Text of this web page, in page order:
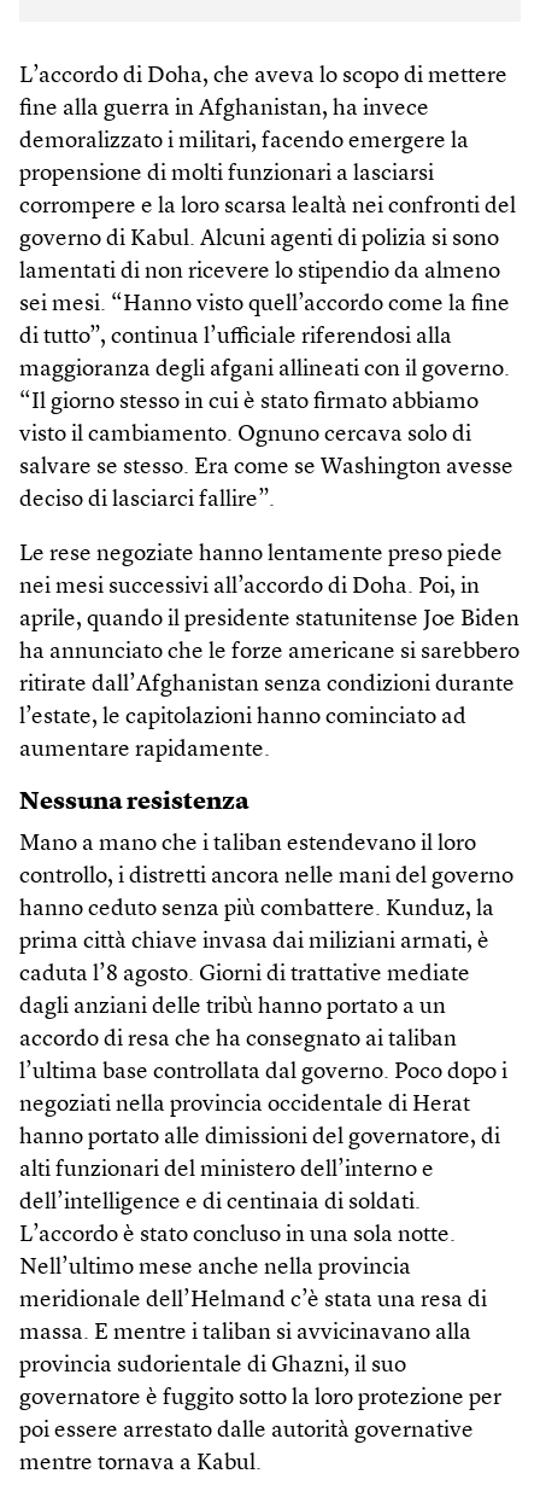
L’accordo di Doha, che aveva lo scopo di mettere
fine alla guerra in Afghanistan, ha invece
demoralizzato i militari, facendo emergere la
propensione di molti funzionari a lasciarsi
corrompere e la loro scarsa lealtà nei confronti del
governo di Kabul. Alcuni agenti di polizia si sono
lamentati di non ricevere lo stipendio da almeno
sei mesi. “Hanno visto quell’accordo come la fine
di tutto”, continua l’ufficiale riferendosi alla
maggioranza degli afgani allineati con il governo.
“Il giorno stesso in cui è stato firmato abbiamo
visto il cambiamento. Ognuno cercava solo di
salvare se stesso. Era come se Washington avesse
deciso di lasciarci fallire”.
Le rese negoziate hanno lentamente preso piede
nei mesi successivi all’accordo di Doha. Poi, in
aprile, quando il presidente statunitense Joe Biden
ha annunciato che le forze americane si sarebbero
ritirate dall’Afghanistan senza condizioni durante
l’estate, le capitolazioni hanno cominciato ad
aumentare rapidamente.
Nessuna resistenza
Mano a mano che i taliban estendevano il loro
controllo, i distretti ancora nelle mani del governo
hanno ceduto senza più combattere. Kunduz, la
prima città chiave invasa dai miliziani armati, è
caduta l’8 agosto. Giorni di trattative mediate
dagli anziani delle tribù hanno portato a un
accordo di resa che ha consegnato ai taliban
l’ultima base controllata dal governo. Poco dopo i
negoziati nella provincia occidentale di Herat
hanno portato alle dimissioni del governatore, di
alti funzionari del ministero dell’interno e
dell’intelligence e di centinaia di soldati.
L’accordo è stato concluso in una sola notte.
Nell’ultimo mese anche nella provincia
meridionale dell’Helmand c’è stata una resa di
massa. E mentre i taliban si avvicinavano alla
provincia sudorientale di Ghazni, il suo
governatore è fuggito sotto la loro protezione per
poi essere arrestato dalle autorità governative
mentre tornava a Kabul.